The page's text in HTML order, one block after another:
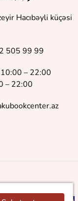
Hacıbəyli küçəsi
505 99 99
– 22:00
– 22:00
qorunur